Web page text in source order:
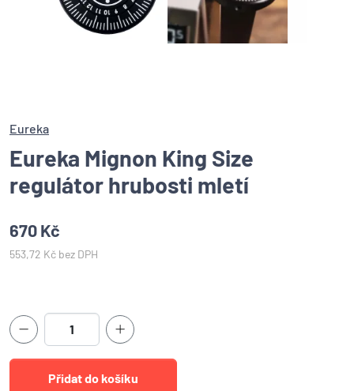
Eureka
Eureka Mignon King Size
regulátor hrubosti mletí
670 Kč
553,72 Kč bez DPH